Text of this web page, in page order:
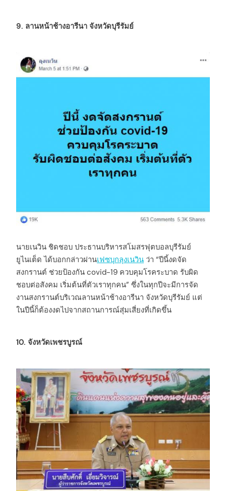
9. ลานหน้าช้างอารีนา จังหวัดบุรีรัมย์
นายเนวิน ชิดชอบ ประธานบริหารสโมสรฟุตบอลบุรีรัมย์
ยูไนเต็ด ได้บอกกล่าวผ่านเฟซบุกลุงเนวิน ว่า “ปีนี้งดจัด
สงกรานต์ ช่วยป้องกัน covid-19 ควบคุมโรคระบาด รับผิด
ชอบต่อสังคม เริ่มต้นที่ตัวเราทุกคน” ซึ่งในทุกปีจะมีการจัด
งานสงกรานต์บริเวณลานหน้าช้างอารีนา จังหวัดบุรีรัมย์ แต่
ในปีนี้ก็ต้องงดไปจากสถานการณ์สุ่มเสี่ยงที่เกิดขึ้น
10. จังหวัดเพชรบูรณ์